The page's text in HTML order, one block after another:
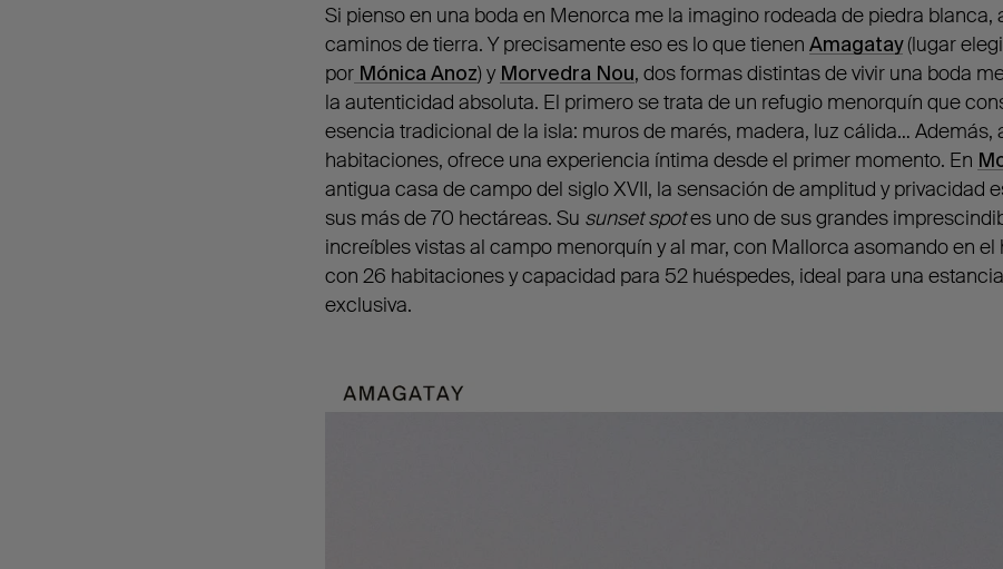
Si pienso en una boda en Menorca me la imagino rodeada de piedra blanca,
caminos de tierra. Y precisamente eso es lo que tienen Amagatay(lugar
por Mónica Anoz) y Morvedra Nou, dos formas distintas de vivir una boda
la autenticidad absoluta. El primero se trata de un refugio menorquín que
esencia tradicional de la isla: muros de marés, madera, luz cálida… Además,
habitaciones, ofrece una experiencia íntima desde el primer momento. En
antigua casa de campo del siglo XVII, la sensación de amplitud y privacidad
sus más de 70 hectáreas. Su sunset spotes uno de sus grandes
increíbles vistas al campo menorquín y al mar, con Mallorca asomando en el
con 26 habitaciones y capacidad para 52 huéspedes, ideal para una
exclusiva.